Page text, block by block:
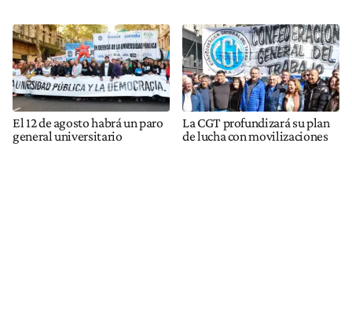
El 12 de agosto habrá un paro
general universitario
La CGT profundizará su plan
de lucha con movilizaciones